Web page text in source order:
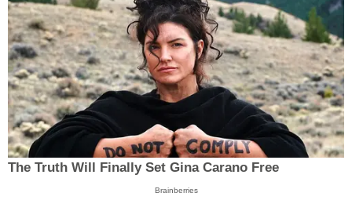
The Truth Will Finally Set Gina Carano Free
Brainberries